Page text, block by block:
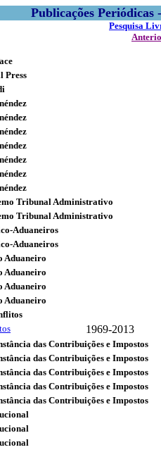
Publicações
Pesquisa
Press
Tribunal Administrativo
Tribunal Administrativo
Aduaneiros
Aduaneiros
Aduaneiro
Aduaneiro
Aduaneiro
Aduaneiro
1969-2013
das Contribuições e Impostos
das Contribuições e Impostos
das Contribuições e Impostos
das Contribuições e Impostos
das Contribuições e Impostos